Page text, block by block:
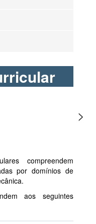
compreendem
por domínios de
aos seguintes